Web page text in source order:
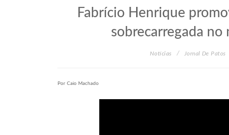
Fabrício Henrique
sobrecarregada no
Notícias Jornal De Patos
Por Caio Machado